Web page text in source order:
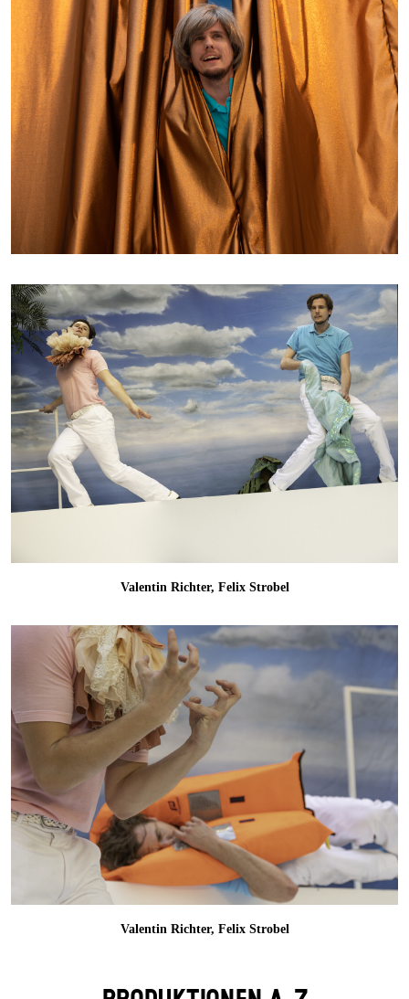
Valentin Richter, Felix Strobel
Valentin Richter, Felix Strobel